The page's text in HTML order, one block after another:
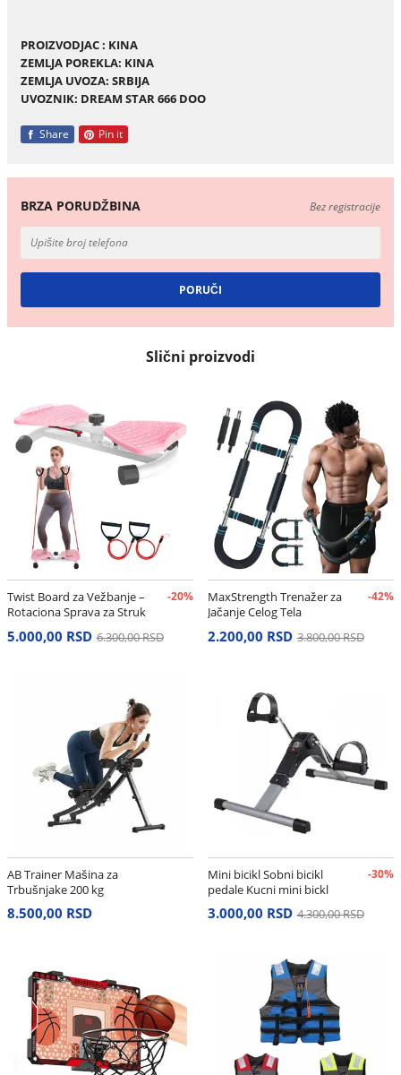
PROIZVODJAC : KINA
ZEMLJA POREKLA: KINA
ZEMLJA UVOZA: SRBIJA
UVOZNIK: DREAM STAR 666 DOO
Share Pin it
BRZA PORUDŽBINA Bez registracije
Slični proizvodi
Twist Board za Vežbanje –
Rotaciona Sprava za Struk
-20%
5.000,00 RSD 6.300,00 RSD
MaxStrength Trenažer za
Jačanje Celog Tela
-42%
2.200,00 RSD 3.800,00 RSD
AB Trainer Mašina za
Trbušnjake 200 kg
8.500,00 RSD
Mini bicikl Sobni bicikl
pedale Kucni mini bickl
-30%
3.000,00 RSD 4.300,00 RSD